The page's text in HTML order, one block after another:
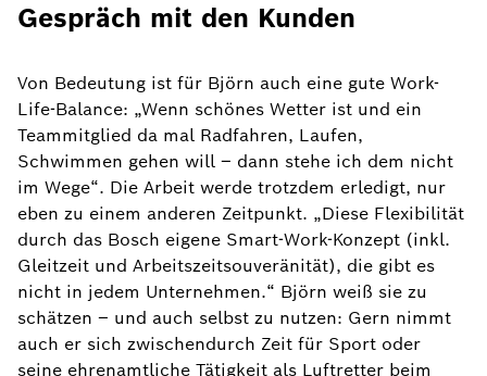
Gespräch mit den Kunden
Von Bedeutung ist für Björn auch eine gute Work-
Life-Balance: „Wenn schönes Wetter ist und ein
Teammitglied da mal Radfahren, Laufen,
Schwimmen gehen will – dann stehe ich dem nicht
im Wege“. Die Arbeit werde trotzdem erledigt, nur
eben zu einem anderen Zeitpunkt. „Diese Flexibilität
durch das Bosch eigene Smart-Work-Konzept (inkl.
Gleitzeit und Arbeitszeitsouveränität), die gibt es
nicht in jedem Unternehmen.“ Björn weiß sie zu
schätzen – und auch selbst zu nutzen: Gern nimmt
auch er sich zwischendurch Zeit für Sport oder
seine ehrenamtliche Tätigkeit als Luftretter beim